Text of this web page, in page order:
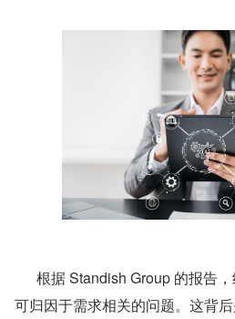
根据 Standish Group 的报告
可归因于需求相关的问题。这背